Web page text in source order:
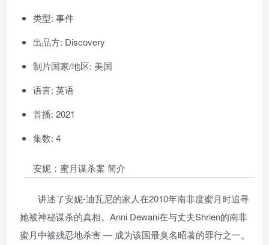
类型: 事件
出品方: Discovery
制片国家/地区: 美国
语言: 英语
首播: 2021
集数: 4
安妮：蜜月谋杀案 简介
讲述了安妮-迪瓦尼的家人在2010年南非度蜜月时追寻
她被神秘谋杀的真相。Anni Dewani在与丈夫Shrien的南非
蜜月中被残忍地杀害 — 成为该国最臭名昭著的罪行之一。